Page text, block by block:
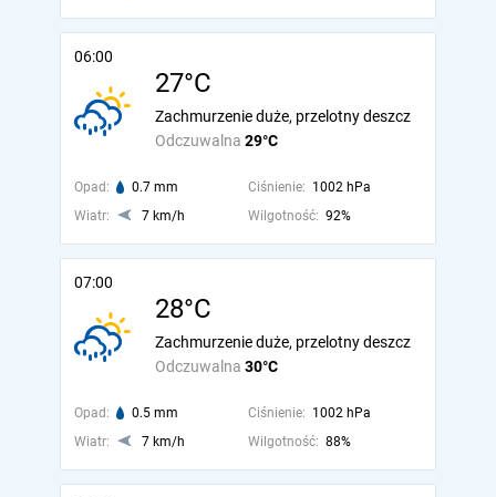
06:00
27°C
Odczuwalna 29°C
Zachmurzenie duże, przelotny deszcz
Opad: 0.7 mm Ciśnienie: 1002 hPa
Wiatr:
7 km/h Wilgotność: 92%
07:00
28°C
Odczuwalna 30°C
Zachmurzenie duże, przelotny deszcz
Opad: 0.5 mm Ciśnienie: 1002 hPa
Wiatr:
7 km/h Wilgotność: 88%